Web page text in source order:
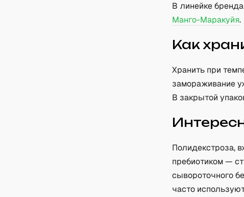
В линейке
Манго-Маракуйя.
Как
Хранить при
замораживание
В закрытой
Полидекстроза,
пребиотиком —
сывороточного
часто